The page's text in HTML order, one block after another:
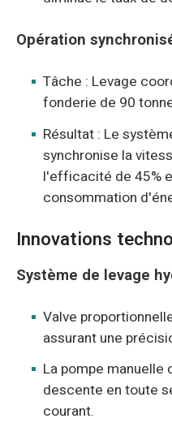
Opération
Tâche : Levage
fonderie de 90
Résultat : Le
synchronise la
l'efficacité de 45%
consommation
Innovations
Système de levage
Valve
assurant une
La pompe manuelle
descente en toute
courant.